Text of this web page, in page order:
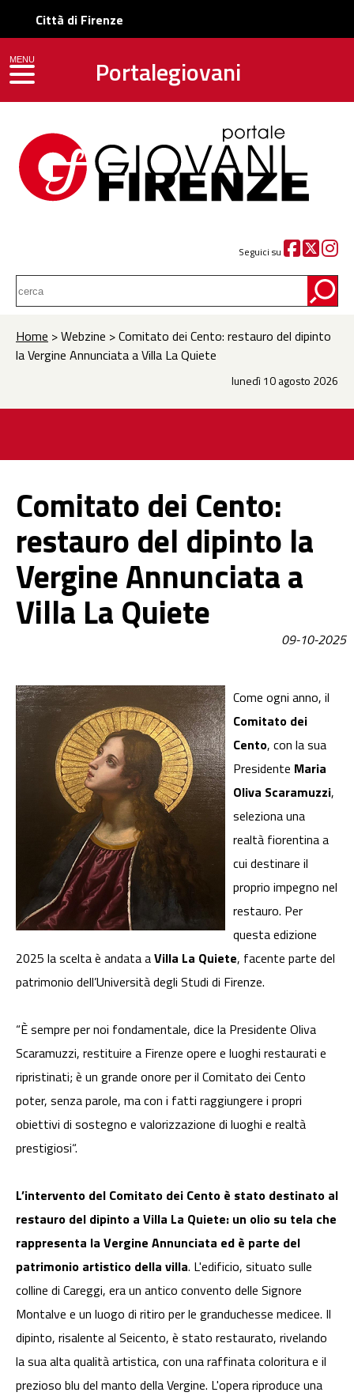
Città di Firenze
Portalegiovani
Seguici su
MENU
toggle navigation
Home > Webzine > Comitato dei Cento: restauro del dipinto
la Vergine Annunciata a Villa La Quiete
lunedì 10 agosto 2026
Comitato dei Cento:
restauro del dipinto la
Vergine Annunciata a
Villa La Quiete
09-10-2025
Come ogni anno, il
Comitato dei
Cento, con la sua
Presidente Maria
Oliva Scaramuzzi,
seleziona una
realtà fiorentina a
cui destinare il
proprio impegno nel
restauro. Per
questa edizione
2025 la scelta è andata aVilla La Quiete, facente parte del
patrimonio dell’Università degli Studi di Firenze.
“È sempre per noi fondamentale, dice la Presidente Oliva
Scaramuzzi, restituire a Firenze opere e luoghi restaurati e
ripristinati; è un grande onore per il Comitato dei Cento
poter, senza parole, ma con i fatti raggiungere i propri
obiettivi di sostegno e valorizzazione di luoghi e realtà
prestigiosi“.
L’intervento del Comitato dei Cento è stato destinato al
restauro del dipinto a Villa La Quiete: un olio su tela che
rappresenta la Vergine Annunciata ed è parte del
patrimonio artistico della villa. L'edificio, situato sulle
colline di Careggi, era un antico convento delle Signore
Montalve e un luogo di ritiro per le granduchesse medicee. Il
dipinto, risalente al Seicento, è stato restaurato, rivelando
la sua alta qualità artistica, con una raffinata coloritura e il
prezioso blu del manto della Vergine. L'opera riproduce una